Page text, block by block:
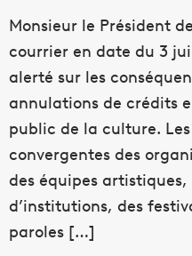
Monsieur le Président
courrier en date du 3
alerté sur les
annulations de crédits
public de la culture.
convergentes des
des équipes
d’institutions, des
paroles […]